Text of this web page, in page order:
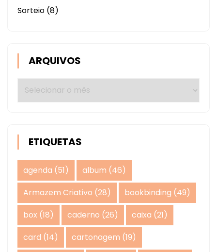
Sorteio (8)
ARQUIVOS
Arquivos
ETIQUETAS
agenda (51) album (46)
Armazem Criativo (28) bookbinding (49)
box (18) caderno (26) caixa (21)
card (14) cartonagem (19)